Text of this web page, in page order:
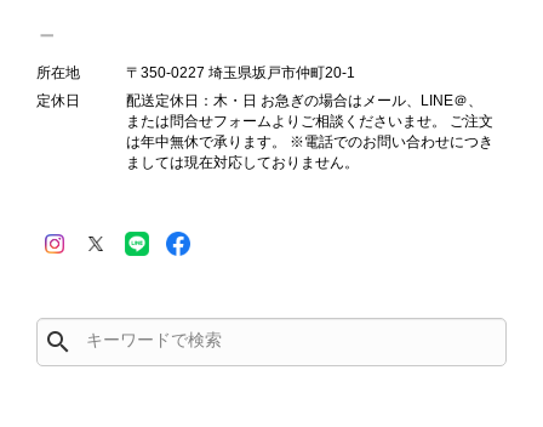
映しております。 ご不快な思いをさ
れた中で、率直なご意見をお寄せいた
だきましたことに感謝申し上げます。
今回のご指摘を重く受け止め、まずは
し、全スタッフで共有してまいりま
す。 オンラインでも安心して商品を
お選びいただけるよう、より正確な状
所在地
〒350-0227 埼玉県坂戸市仲町20-1
定休日
配送定休日：木・日 お急ぎの場合はメール、LINE＠、
または問合せフォームよりご相談くださいませ。 ご注文
は年中無休で承ります。 ※電話でのお問い合わせにつき
ましては現在対応しておりません。
search